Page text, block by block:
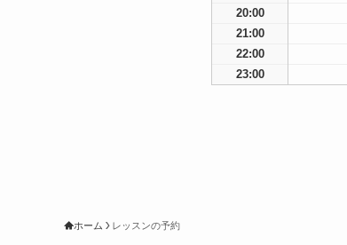
20:00
21:00
22:00
23:00
ホーム レッスンの予約